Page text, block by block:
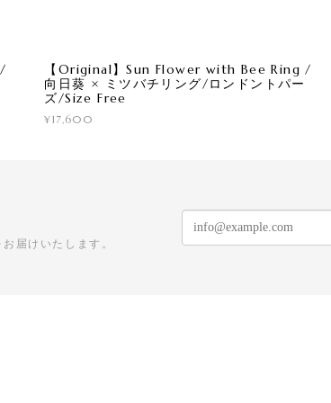
【Original】Sun Flower with Bee Ring /
向日葵 × ミツバチリング/ロンドントパー
ズ/Size Free
¥17,600
届けいたします。